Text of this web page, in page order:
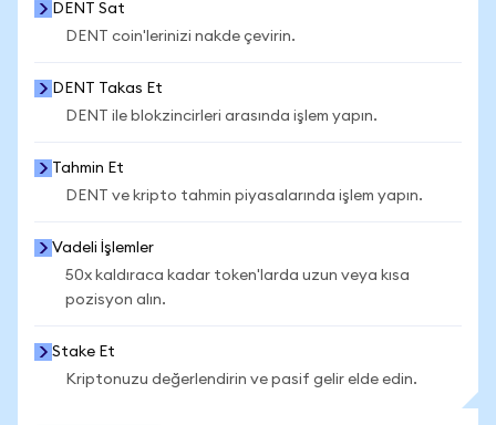
DENT Sat
DENT coin'lerinizi nakde çevirin.
DENT Takas Et
DENT ile blokzincirleri arasında işlem yapın.
Tahmin Et
DENT ve kripto tahmin piyasalarında işlem yapın.
Vadeli İşlemler
50x kaldıraca kadar token'larda uzun veya kısa
pozisyon alın.
Stake Et
Kriptonuzu değerlendirin ve pasif gelir elde edin.